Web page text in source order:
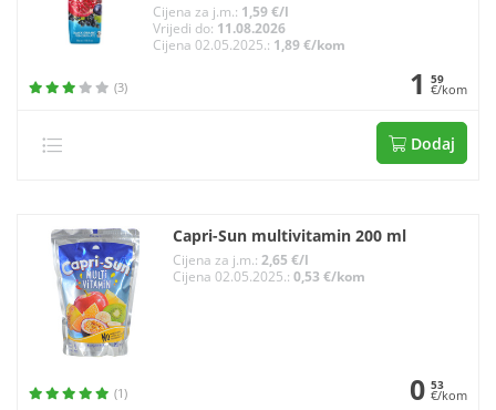
Cijena za j.m.: 1,59 €/l
Vrijedi do: 11.08.2026
Cijena 02.05.2025.: 1,89 €/kom
(3) 1 59
€/kom
Dodaj
Capri-Sun multivitamin 200 ml
Cijena za j.m.: 2,65 €/l
Cijena 02.05.2025.: 0,53 €/kom
(1) 0 53
€/kom